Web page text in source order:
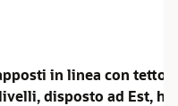
in linea con tetto
disposto ad Est,